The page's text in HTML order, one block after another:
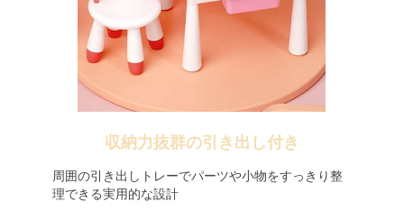
収納力抜群の引き出し付き
周囲の引き出しトレーでパーツや小物をすっきり整
理できる実用的な設計